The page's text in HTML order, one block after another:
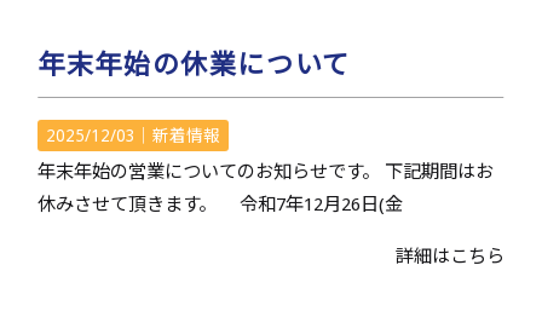
年末年始の休業について
2025/12/03｜新着情報
年末年始の営業についてのお知らせです。 下記期間はお
休みさせて頂きます。 令和7年12月26日(金
詳細はこちら